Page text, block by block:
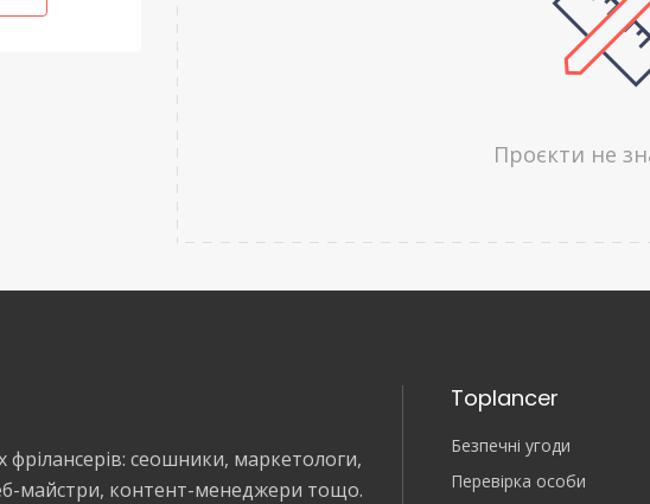
Проєкти не
фрілансерів: сеошники, маркетологи,
майстри, контент-менеджери тощо.
Toplancer
Безпечні угоди
Перевірка особи